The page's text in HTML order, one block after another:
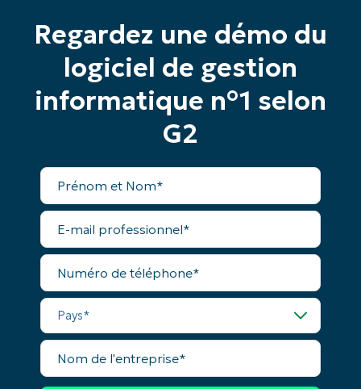
Regardez une démo du
logiciel de gestion
informatique n°1 selon
G2
Prénom
Nom*
E-
mail
professionnel*
Numéro
téléphone*
Pays*
Nom
l'entreprise*
Commencez votre essai de 14 jours
Pas de carte de crédit requise, accès complet à
toutes les fonctionnalités.
Prénom
email*
Phone
number*
Pays
Company
name*